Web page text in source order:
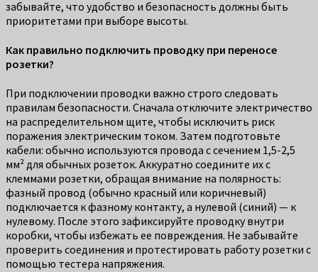
забывайте, что удобство и безопасность должны быть
приоритетами при выборе высоты.
Как правильно подключить проводку при переносе
розетки?
При подключении проводки важно строго следовать
правилам безопасности. Сначала отключите электричество
на распределительном щите, чтобы исключить риск
поражения электрическим током. Затем подготовьте
кабели: обычно используются провода с сечением 1,5-2,5
мм² для обычных розеток. Аккуратно соедините их с
клеммами розетки, обращая внимание на полярность:
фазный провод (обычно красный или коричневый)
подключается к фазному контакту, а нулевой (синий) — к
нулевому. После этого зафиксируйте проводку внутри
коробки, чтобы избежать ее повреждения. Не забывайте
проверить соединения и протестировать работу розетки с
помощью тестера напряжения.